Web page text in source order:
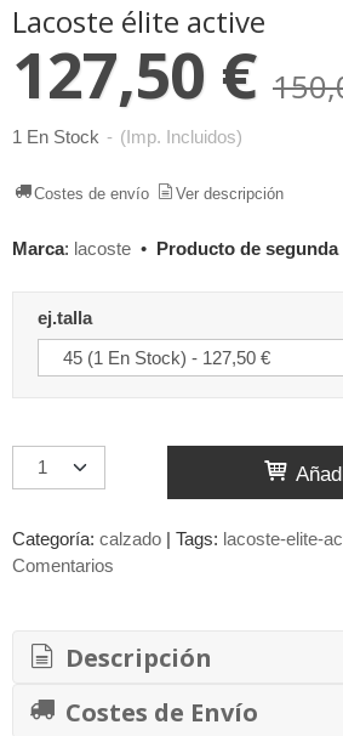
Lacoste élite active
127,50 €
1 En Stock - (Imp. Incluidos)
Costes de envío Ver descripción
Marca: lacoste • Producto de segunda
ej.talla
Categoría: calzado | Tags: lacoste-elite-
Comentarios
Descripción
Costes de Envío